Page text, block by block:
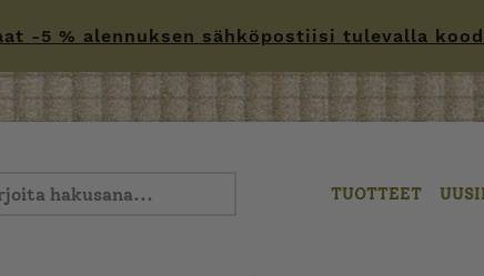
-5 % alennuksen sähköpostiisi tulevalla
TUOTTEET